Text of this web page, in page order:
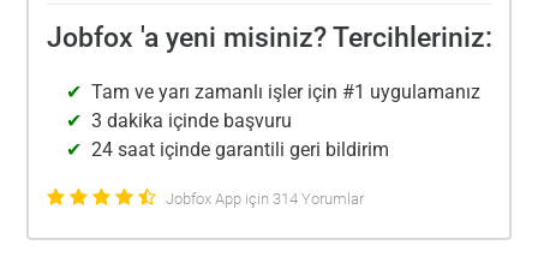
Jobfox 'a yeni misiniz? Tercihleriniz:
Tam ve yarı zamanlı işler için #1 uygulamanız
3 dakika içinde başvuru
24 saat içinde garantili geri bildirim
Jobfox App için 314 Yorumlar